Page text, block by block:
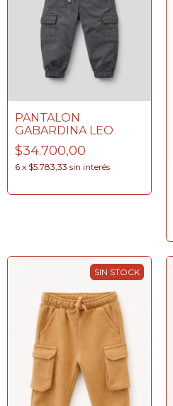
PANTALON
GABARDINA LEO
$34.700,00
6 x $5.783,33 sin interés
SIN STOCK